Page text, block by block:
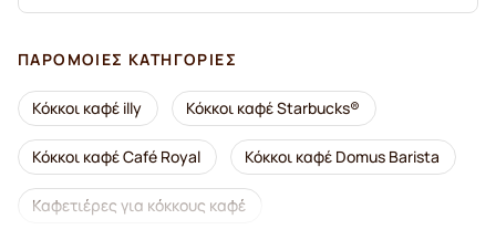
ΠΑΡΌΜΟΙΕΣ ΚΑΤΗΓΟΡΊΕΣ
Κόκκοι καφέ illy Κόκκοι καφέ Starbucks®
Κόκκοι καφέ Café Royal Κόκκοι καφέ Domus Barista
Καφετιέρες για κόκκους καφέ